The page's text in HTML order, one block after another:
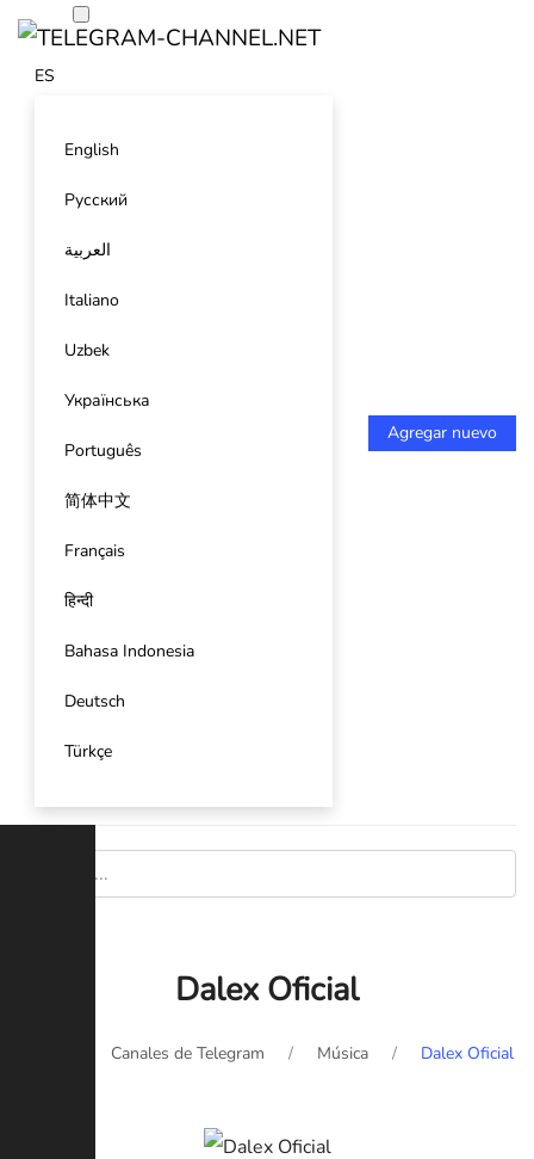
ES
English
Русский
العربية
Italiano
Uzbek
Українська
Português
简体中文
Français
हिन्दी
Bahasa Indonesia
Deutsch
Türkçe
Agregar nuevo
Dalex Oficial
Canales de Telegram Música Dalex Oficial